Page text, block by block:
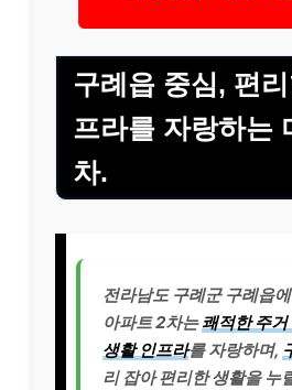
구례읍 중심, 편
프라를 자랑하는
차.
전라남도 구례군 구례읍
아파트 2차는쾌적한 주거
생활 인프라를 자랑하며,
리 잡아 편리한 생활을 누